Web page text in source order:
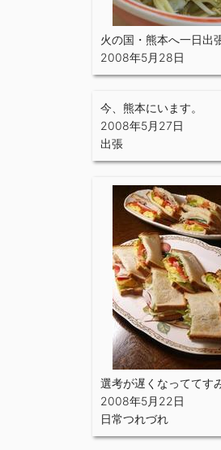
火の国・熊本へ一日出
2008年5月28日
今、熊本にいます。
2008年5月27日
出張
選考が遅くなっててす
2008年5月22日
日常つれづれ